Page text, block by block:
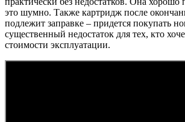
это шумно. Также картридж после
подлежит заправке – придется покупать
существенный недостаток для тех, кто
стоимости эксплуатации.